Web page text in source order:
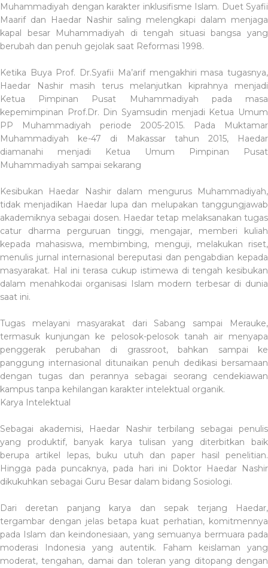
Muhammadiyah dengan karakter inklusifisme Islam. Duet Syafii
Maarif dan Haedar Nashir saling melengkapi dalam menjaga
kapal besar Muhammadiyah di tengah situasi bangsa yang
berubah dan penuh gejolak saat Reformasi 1998.
Ketika Buya Prof. Dr.Syafii Ma’arif mengakhiri masa tugasnya,
Haedar Nashir masih terus melanjutkan kiprahnya menjadi
Ketua Pimpinan Pusat Muhammadiyah pada masa
kepemimpinan Prof.Dr. Din Syamsudin menjadi Ketua Umum
PP Muhammadiyah periode 2005-2015. Pada Muktamar
Muhammadiyah ke-47 di Makassar tahun 2015, Haedar
diamanahi menjadi Ketua Umum Pimpinan Pusat
Muhammadiyah sampai sekarang
Kesibukan Haedar Nashir dalam mengurus Muhammadiyah,
tidak menjadikan Haedar lupa dan melupakan tanggungjawab
akademiknya sebagai dosen. Haedar tetap melaksanakan tugas
catur dharma perguruan tinggi, mengajar, memberi kuliah
kepada mahasiswa, membimbing, menguji, melakukan riset,
menulis jurnal internasional bereputasi dan pengabdian kepada
masyarakat. Hal ini terasa cukup istimewa di tengah kesibukan
dalam menahkodai organisasi Islam modern terbesar di dunia
saat ini.
Tugas melayani masyarakat dari Sabang sampai Merauke,
termasuk kunjungan ke pelosok-pelosok tanah air menyapa
penggerak perubahan di grassroot, bahkan sampai ke
panggung internasional ditunaikan penuh dedikasi bersamaan
dengan tugas dan perannya sebagai seorang cendekiawan
kampus tanpa kehilangan karakter intelektual organik.
Karya Intelektual
Sebagai akademisi, Haedar Nashir terbilang sebagai penulis
yang produktif, banyak karya tulisan yang diterbitkan baik
berupa artikel lepas, buku utuh dan paper hasil penelitian.
Hingga pada puncaknya, pada hari ini Doktor Haedar Nashir
dikukuhkan sebagai Guru Besar dalam bidang Sosiologi.
Dari deretan panjang karya dan sepak terjang Haedar,
tergambar dengan jelas betapa kuat perhatian, komitmennya
pada Islam dan keindonesiaan, yang semuanya bermuara pada
moderasi Indonesia yang autentik. Faham keislaman yang
moderat, tengahan, damai dan toleran yang ditopang dengan